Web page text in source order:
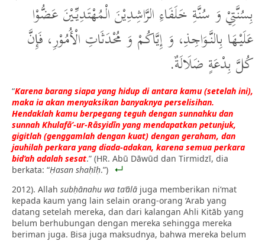
بِسُنَّتِيْ وَ سُنَّةِ خَلَفَاءِ الرَّاشِدِيْنَ الْمُهْتَدِيِّيْنَ عَضُّوْا
عَلَيْهَا بِالنَّوَاجِذِ، وَ إِيَّاكُمْ وَ مُحْدَثَاتِ الْأُمُوْرِ، فَإِنَّ
كُلَّ بِدْعَةٍ ضَلَالَةٌ.
“Karena barang siapa yang hidup di antara kamu (setelah ini),
maka ia akan menyaksikan banyaknya perselisihan.
Hendaklah kamu berpegang teguh dengan sunnahku dan
sunnah Khulafā’-ur-Rāsyidīn yang mendapatkan petunjuk,
gigitlah (genggamlah dengan kuat) dengan geraham, dan
jauhilah perkara yang diada-adakan, karena semua perkara
bid‘ah adalah sesat.” (HR. Abū Dāwūd dan Tirmidzī, dia
berkata: “Ḥasan shaḥīḥ.”)
2012). Allah subḥānahu wa ta‘ālā juga memberikan ni‘mat
kepada kaum yang lain selain orang-orang ‘Arab yang
datang setelah mereka, dan dari kalangan Ahli Kitāb yang
belum berhubungan dengan mereka sehingga mereka
beriman juga. Bisa juga maksudnya, bahwa mereka belum